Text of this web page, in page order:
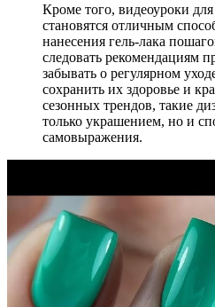
Кроме того, видеоуроки
становятся отличным
нанесения гель-лака
следовать рекомендациям
забывать о регулярном
сохранить их здоровье и
сезонных трендов, такие
только украшением, но и
самовыражения.